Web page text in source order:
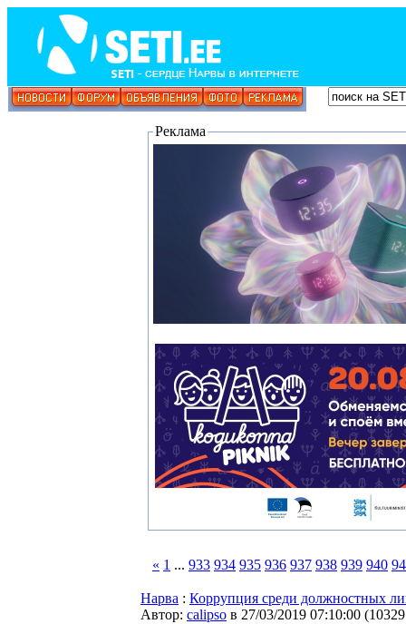
Реклама
« 1 ... 933 934 935 936 937 938 939 940
Нарва : Коррупция среди должностных
Автор: calipso в 27/03/2019 07:10:00 (